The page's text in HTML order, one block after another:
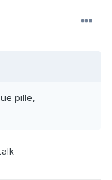
pille,